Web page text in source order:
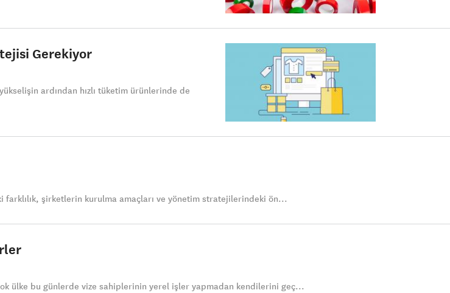
Gerekiyor
ardından hızlı tüketim ürünlerinde de
farklılık, şirketlerin kurulma amaçları ve yönetim stratejilerindeki ön...
ülke bu günlerde vize sahiplerinin yerel işler yapmadan kendilerini geç...